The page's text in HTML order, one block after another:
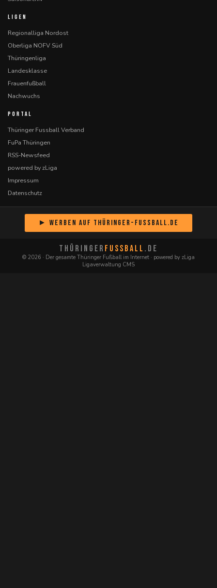
LIGEN
Regionalliga Nordost
Oberliga NOFV Süd
Thüringenliga
Landesklasse
Frauenfußball
Nachwuchs
PORTAL
Thüringer Fussball Verband
FuPa Thüringen
RSS-Newsfeed
powered by zLiga
Impressum
Datenschutz
► Werben auf Thüringer-Fussball.de
THÜRINGER FUSSBALL .DE
© 2026 · Der gesamte Thüringer Fußball im Internet · powered by zLiga
Ligaverwaltung CMS